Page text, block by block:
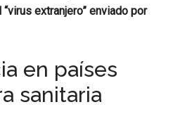
extranjero” enviado por
en países
sanitaria